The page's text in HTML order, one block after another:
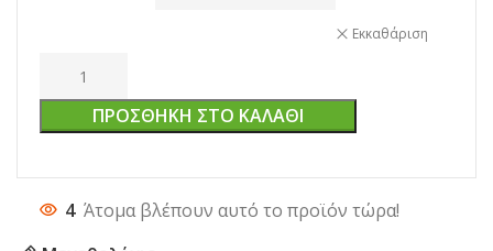
Εκκαθάριση
ΠΡΟΣΘΉΚΗ ΣΤΟ ΚΑΛΆΘΙ
4 Άτομα βλέπουν αυτό το προϊόν τώρα!